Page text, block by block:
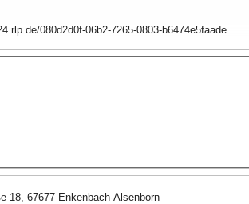
080d2d0f-06b2-7265-0803-b6474e5faade
18, 67677 Enkenbach-Alsenborn